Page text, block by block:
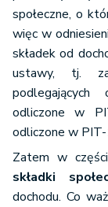
2a)
środków
Unii
do
społeczne, o
więc w
składek od
ustawy, tj.
podlegających
odliczone w
odliczone w
Zatem w
składki
dochodu. Co